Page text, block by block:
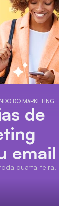
DO MARKETING
de
email
quarta-feira.